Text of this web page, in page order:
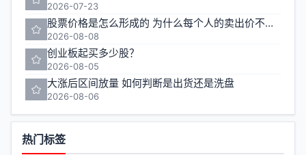
2026-07-23
股票价格是怎么形成的 为什么每个人的卖出价不一样
2026-08-08
创业板起买多少股？
2026-08-05
大涨后区间放量 如何判断是出货还是洗盘
2026-08-06
热门标签